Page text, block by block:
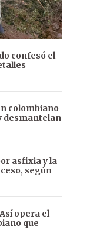
confesó el
colombiano
desmantelan
asfixia y la
según
opera el
que